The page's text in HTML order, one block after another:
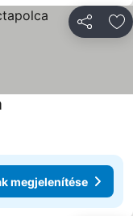
megjelenítése